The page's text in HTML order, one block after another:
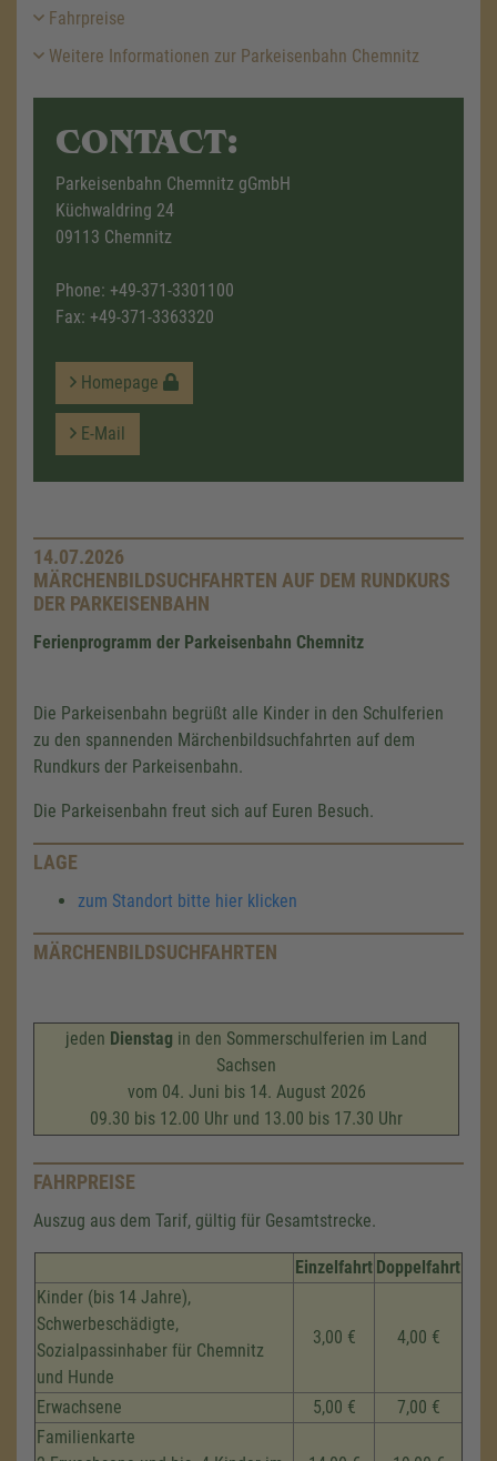
Fahrpreise
Weitere Informationen zur Parkeisenbahn Chemnitz
CONTACT:
Parkeisenbahn Chemnitz gGmbH
Küchwaldring 24
09113 Chemnitz
Phone: +49-371-3301100
Fax: +49-371-3363320
Homepage
E-Mail
14.07.2026
MÄRCHENBILDSUCHFAHRTEN AUF DEM RUNDKURS
DER PARKEISENBAHN
Ferienprogramm der Parkeisenbahn Chemnitz
Die Parkeisenbahn begrüßt alle Kinder in den Schulferien
zu den spannenden Märchenbildsuchfahrten auf dem
Rundkurs der Parkeisenbahn.
Die Parkeisenbahn freut sich auf Euren Besuch.
LAGE
zum Standort bitte hier klicken
MÄRCHENBILDSUCHFAHRTEN
jeden Dienstag in den Sommerschulferien im Land
Sachsen
vom 04. Juni bis 14. August 2026
09.30 bis 12.00 Uhr und 13.00 bis 17.30 Uhr
FAHRPREISE
Auszug aus dem Tarif, gültig für Gesamtstrecke.
Einzelfahrt Doppelfahrt
Kinder (bis 14 Jahre),
Schwerbeschädigte,
Sozialpassinhaber für Chemnitz
und Hunde
3,00 € 4,00 €
Erwachsene 5,00 €
7,00 €
Familienkarte